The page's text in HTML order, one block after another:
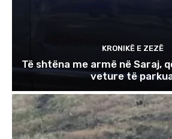
KRONIKË E ZEZË
Të shtëna me armë në Saraj,
veture të